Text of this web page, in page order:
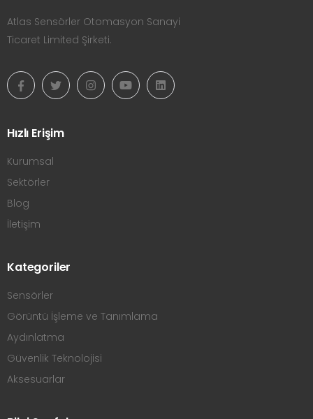
Atlas Sensörler Otomasyon Sanayi
Ticaret Limited Şirketi.
Hızlı Erişim
Kurumsal
Sektörler
Blog
İletişim
Kategoriler
Sensörler
Görüntü İşleme ve Tanımlama
Aydınlatma
Güvenlik Teknolojisi
Aksesuarlar